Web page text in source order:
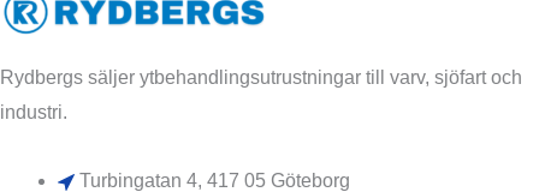
Rydbergs säljer ytbehandlingsutrustningar till varv, sjöfart och
industri.
Turbingatan 4, 417 05 Göteborg